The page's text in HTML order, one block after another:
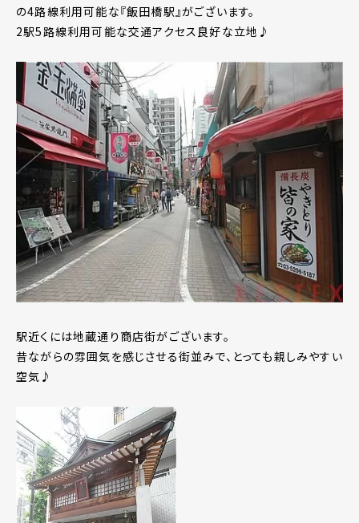
の4路線利用可能な『飯田橋駅』がございます。
2駅5路線利用可能な交通アクセス良好な立地♪
駅近くには地蔵通り商店街がございます。
昔ながらの雰囲気を感じさせる街並みで、とっても親しみやすい
空気♪